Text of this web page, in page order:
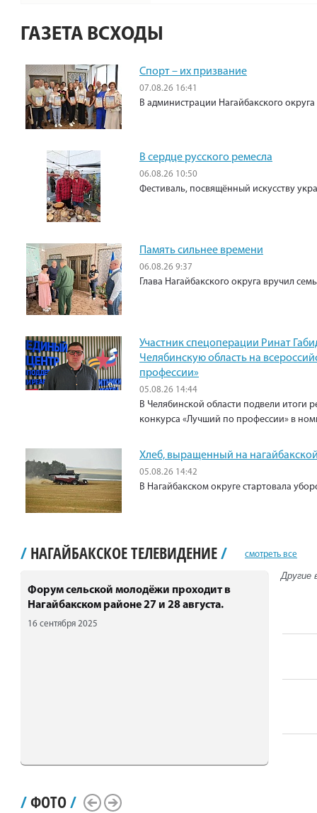
ГАЗЕТА ВСХОДЫ
Спорт – их призвание
07.08.26 16:41
В администрации Нагайбакского
В сердце русского ремесла
06.08.26 10:50
Фестиваль, посвящённый искусству
Память сильнее времени
06.08.26 9:37
Глава Нагайбакского округа вручил
Участник спецоперации Ринат
Челябинскую область на
профессии»
05.08.26 14:44
В Челябинской области подвели итоги
конкурса «Лучший по профессии» в
Хлеб, выращенный на
05.08.26 14:42
В Нагайбакском округе стартовала
/ НАГАЙБАКСКОЕ ТЕЛЕВИДЕНИЕ/ смотреть все
Форум сельской молодёжи проходит в
Нагайбакском районе 27 и 28 августа.
16 сентября 2025
Другие
/ФОТО/